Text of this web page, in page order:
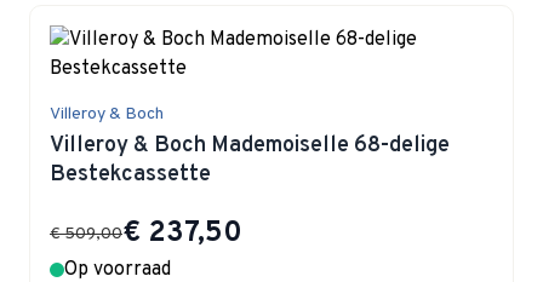
Villeroy & Boch
Villeroy & Boch Mademoiselle 68-delige
Bestekcassette
Special Price
€ 237,50
€ 509,00
Op voorraad